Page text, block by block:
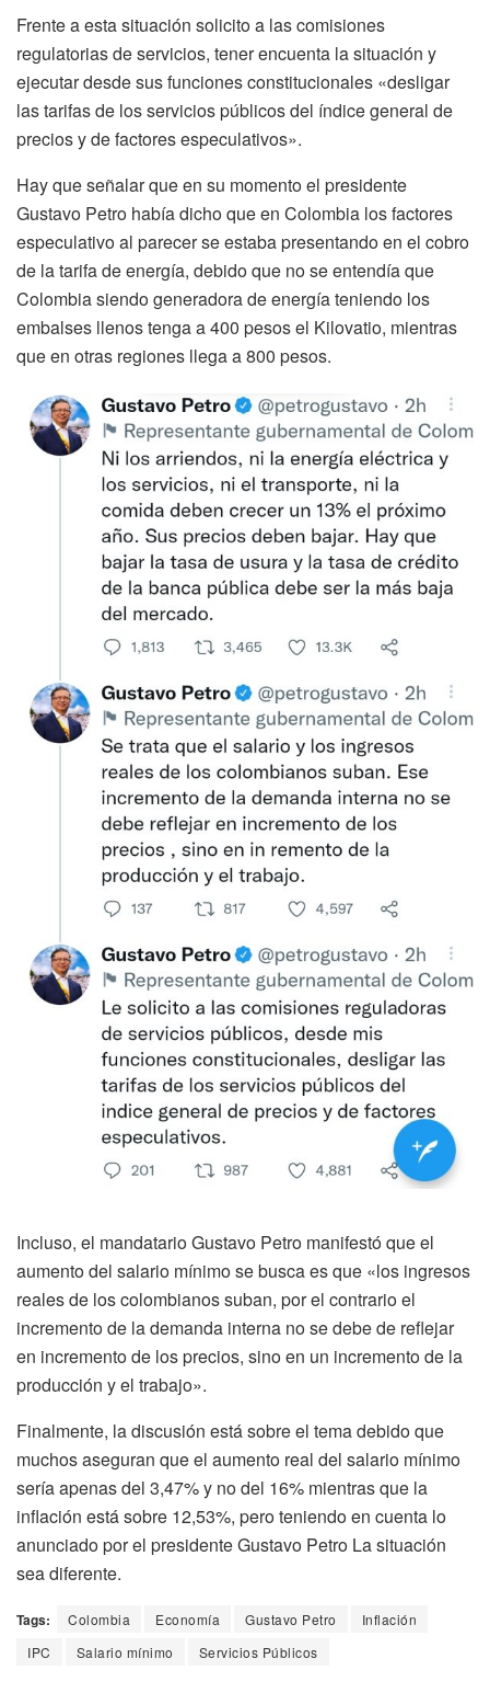
Frente a esta situación solicito a las comisiones
regulatorias de servicios, tener encuenta la situación y
ejecutar desde sus funciones constitucionales «desligar
las tarifas de los servicios públicos del índice general de
precios y de factores especulativos».
Hay que señalar que en su momento el presidente
Gustavo Petro había dicho que en Colombia los factores
especulativo al parecer se estaba presentando en el cobro
de la tarifa de energía, debido que no se entendía que
Colombia siendo generadora de energía teniendo los
embalses llenos tenga a 400 pesos el Kilovatio, mientras
que en otras regiones llega a 800 pesos.
Incluso, el mandatario Gustavo Petro manifestó que el
aumento del salario mínimo se busca es que «los ingresos
reales de los colombianos suban, por el contrario el
incremento de la demanda interna no se debe de reflejar
en incremento de los precios, sino en un incremento de la
producción y el trabajo».
Finalmente, la discusión está sobre el tema debido que
muchos aseguran que el aumento real del salario mínimo
sería apenas del 3,47% y no del 16% mientras que la
inflación está sobre 12,53%, pero teniendo en cuenta lo
anunciado por el presidente Gustavo Petro La situación
sea diferente.
Tags: Colombia Economía Gustavo Petro
Inflación
IPC
Salario mínimo Servicios Públicos